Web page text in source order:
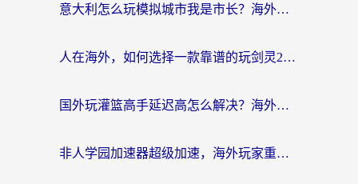
意大利怎么玩模拟城市我是市长？海外党国服游戏加速终极攻略（附三国3量子特攻解决办法）
人在海外，如何选择一款靠谱的玩剑灵2加速器？
国外玩灌篮高手延迟高怎么解决？海外玩家国服游戏加速终极指南
非人学园加速器超级加速，海外玩家重返国服的通行证